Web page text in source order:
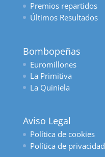
Premios repartidos
Últimos Resultados
Bombopeñas
Euromillones
La Primitiva
La Quiniela
Aviso Legal
Política de cookies
Política de privacidad